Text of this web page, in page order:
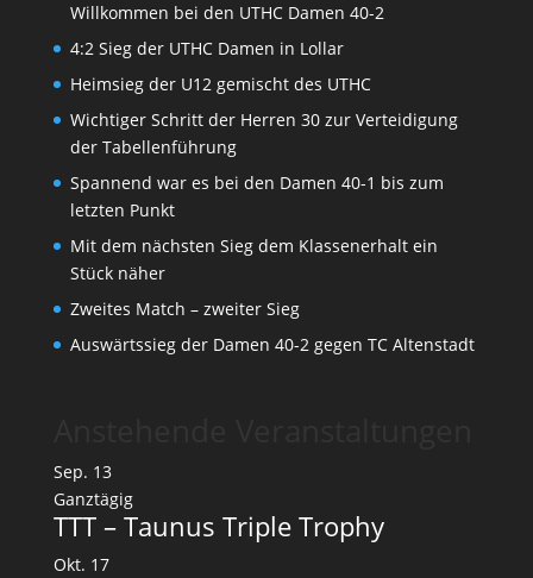
Willkommen bei den UTHC Damen 40-2
4:2 Sieg der UTHC Damen in Lollar
Heimsieg der U12 gemischt des UTHC
Wichtiger Schritt der Herren 30 zur Verteidigung
der Tabellenführung
Spannend war es bei den Damen 40-1 bis zum
letzten Punkt
Mit dem nächsten Sieg dem Klassenerhalt ein
Stück näher
Zweites Match – zweiter Sieg
Auswärtssieg der Damen 40-2 gegen TC Altenstadt
Sep. 13
Ganztägig
TTT – Taunus Triple Trophy
Okt. 17